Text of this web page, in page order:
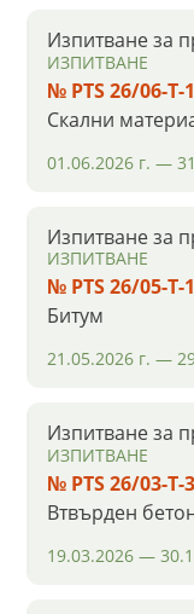
Изпитване за
ИЗПИТВАНЕ
№ PTS 26/06-Т-1
Скални
01.06.2026 г. —
Изпитване за
ИЗПИТВАНЕ
№ PTS 26/05-Т-1
Битум
21.05.2026 г. —
Изпитване за
ИЗПИТВАНЕ
№ PTS 26/03-Т-3
Втвърден
19.03.2026 —